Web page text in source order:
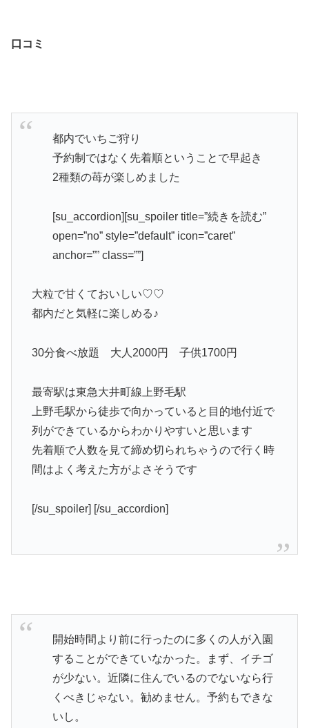
口コミ
都内でいちご狩り
予約制ではなく先着順ということで早起き
2種類の苺が楽しめました
[su_accordion][su_spoiler title=”続きを読む”
open=”no” style=”default” icon=”caret”
anchor=”” class=””]
大粒で甘くておいしい♡♡
都内だと気軽に楽しめる♪
30分食べ放題 大人2000円 子供1700円
最寄駅は東急大井町線上野毛駅
上野毛駅から徒歩で向かっていると目的地付近で
列ができているからわかりやすいと思います
先着順で人数を見て締め切られちゃうので行く時
間はよく考えた方がよさそうです
[/su_spoiler] [/su_accordion]
開始時間より前に行ったのに多くの人が入園
することができていなかった。まず、イチゴ
が少ない。近隣に住んでいるのでないなら行
くべきじゃない。勧めません。予約もできな
いし。